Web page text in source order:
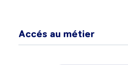
Accés au métier